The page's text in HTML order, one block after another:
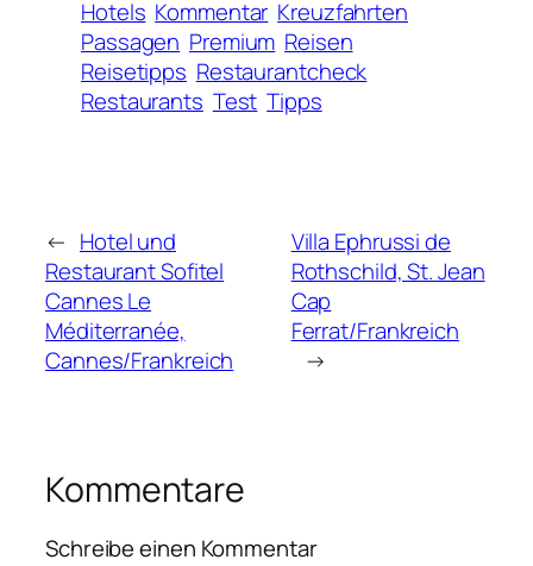
Hotels Kommentar Kreuzfahrten
Passagen Premium Reisen
Reisetipps Restaurantcheck
Restaurants Test Tipps
← Hotel und
Restaurant Sofitel
Cannes Le
Méditerranée,
Cannes/Frankreich
Villa Ephrussi de
Rothschild, St. Jean
Cap
Ferrat/Frankreich
→
Kommentare
Schreibe einen Kommentar